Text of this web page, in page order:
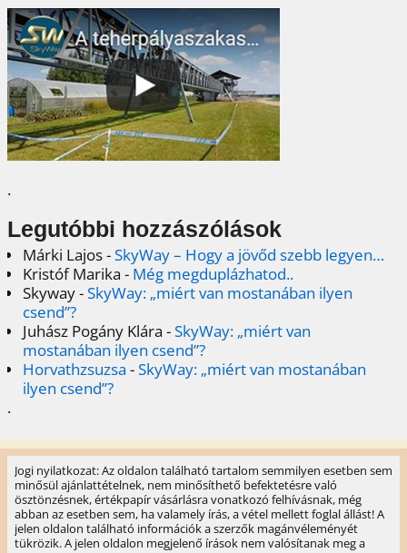
.
Legutóbbi hozzászólások
Márki Lajos-SkyWay – Hogy a jövőd szebb legyen…
Kristóf Marika - Még megduplázhatod..
Skyway-SkyWay: „miért van mostanában ilyen
csend”?
Juhász Pogány Klára -SkyWay: „miért van
mostanában ilyen csend”?
Horvathzsuzsa -SkyWay: „miért van mostanában
ilyen csend”?
.
Jogi nyilatkozat: Az oldalon található tartalom semmilyen esetben sem
minősül ajánlattételnek, nem minősíthető befektetésre való
ösztönzésnek, értékpapír vásárlásra vonatkozó felhívásnak, még
abban az esetben sem, ha valamely írás, a vétel mellett foglal állást! A
jelen oldalon található információk a szerzők magánvéleményét
tükrözik. A jelen oldalon megjelenő írások nem valósítanak meg a